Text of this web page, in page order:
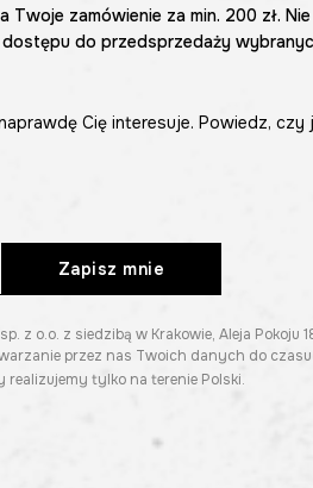
zamówienie za min. 200 zł.
do przedsprzedaży
Cię interesuje. Powiedz, czy
Zapisz mnie
o.o. z siedzibą w Krakowie, Aleja Pokoju
przez nas Twoich danych do
realizujemy tylko na terenie Polski.